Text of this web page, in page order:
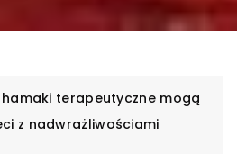
terapeutyczne mogą
z nadwrażliwościami